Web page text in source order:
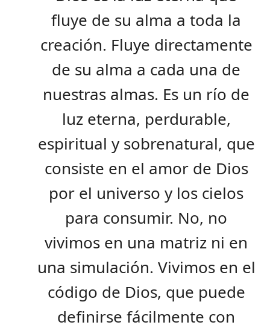
fluye de su alma a toda la
creación. Fluye directamente
de su alma a cada una de
nuestras almas. Es un río de
luz eterna, perdurable,
espiritual y sobrenatural, que
consiste en el amor de Dios
por el universo y los cielos
para consumir. No, no
vivimos en una matriz ni en
una simulación. Vivimos en el
código de Dios, que puede
definirse fácilmente con